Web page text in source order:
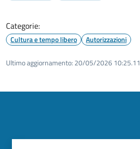
Categorie:
Cultura e tempo libero Autorizzazioni
Ultimo aggiornamento: 20/05/2026 10:25.11